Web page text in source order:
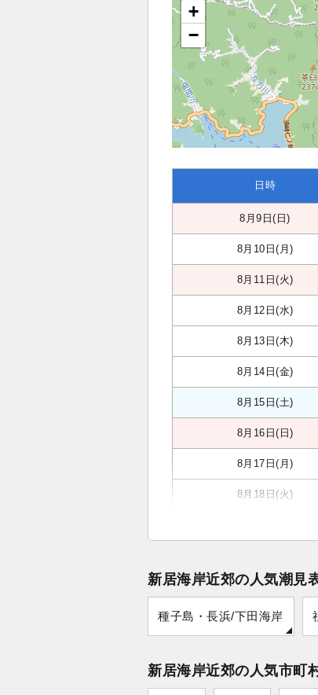
+
−
日時
8月9日(日)
8月10日(月)
8月11日(火)
8月12日(水)
8月13日(木)
8月14日(金)
8月15日(土)
8月16日(日)
8月17日(月)
8月18日(火)
新居海岸近郊の人気潮見
種子島・長浜/下田海岸
新居海岸近郊の人気市町